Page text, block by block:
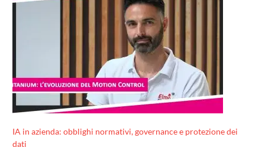
IA in azienda: obblighi normativi, governance e protezione dei
dati